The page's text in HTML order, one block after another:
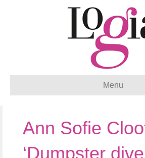
Menu
Ann Sofie
‘Dumpster